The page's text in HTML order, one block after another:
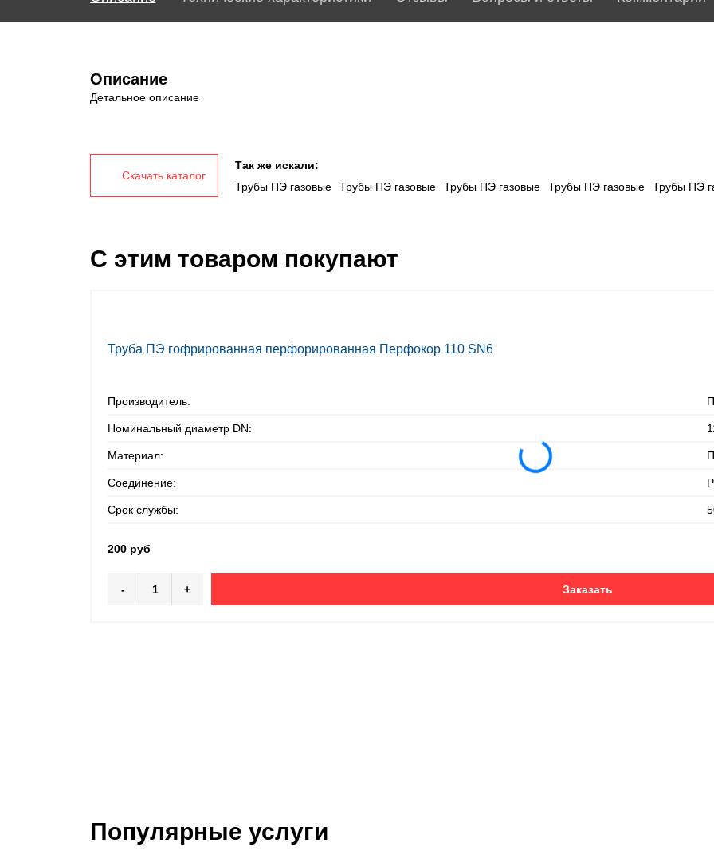
Описание
Детальное описание
Скачать каталог
Так же искали:
Трубы ПЭ газовые
Трубы ПЭ газовые Трубы ПЭ газовые Трубы ПЭ газовые Трубы ПЭ
С этим товаром покупают
Труба ПЭ гофрированная перфорированная Перфокор 110 SN6
Производитель:
Номинальный диаметр DN:
Материал:
Соединение:
Срок службы:
200 руб
- + Заказать
Популярные услуги